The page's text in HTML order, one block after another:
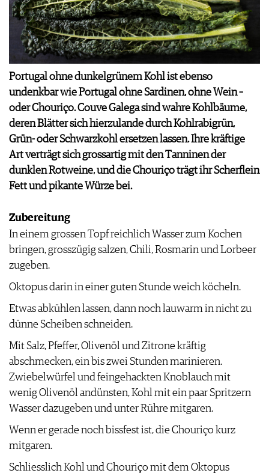
WINEGUIDES
KLARTEXT
EXTRAS
ABO
AUSGABE
ARCHIV
VORTEILSWELT
APPS
VIDEOS
BILDSTRECKEN
BÜCHER
NEWS
WEINWIRTSCHAFT
WEINSZENE
VINOPHILES
ARCHIV
ANMELDEN
AWARDS
GEWINNSPIELE
VORTEILSWELT
TRINKREIFETABELLE
ABO
WEINSUCHE
NEWSLETTER
REDAKTION
JOBS
WERBUNG
PRESSE
IMPRESSUM
FAQ
Portugal ohne dunkelgrünem Kohl ist ebenso
undenkbar wie Portugal ohne Sardinen, ohne Wein –
oder Chouriço. Couve Galega sind wahre Kohlbäume,
deren Blätter sich hierzulande durch Kohlrabigrün,
Grün- oder Schwarzkohl ersetzen lassen. Ihre kräftige
Art verträgt sich grossartig mit den Tanninen der
dunklen Rotweine, und die Chouriço trägt ihr Scherflein
Fett und pikante Würze bei.
Zubereitung
In einem grossen Topf reichlich Wasser zum Kochen
bringen, grosszügig salzen, Chili, Rosmarin und Lorbeer
zugeben.
Oktopus darin in einer guten Stunde weich köcheln.
Etwas abkühlen lassen, dann noch lauwarm in nicht zu
dünne Scheiben schneiden.
Mit Salz, Pfeffer, Olivenöl und Zitrone kräftig
abschmecken, ein bis zwei Stunden marinieren.
Zwiebelwürfel und feingehackten Knoblauch mit
wenig Olivenöl andünsten, Kohl mit ein paar Spritzern
Wasser dazugeben und unter Rühre mitgaren.
Wenn er gerade noch bissfest ist, die Chouriço kurz
mitgaren.
Schliesslich Kohl und Chouriço mit dem Oktopus